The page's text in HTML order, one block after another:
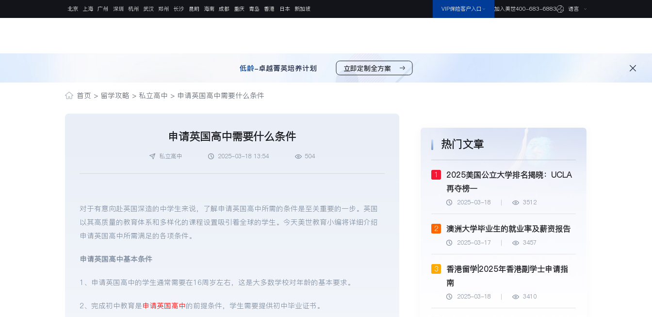
北京 上海 广州 深圳 杭州 武汉 郑州 长沙 昆明 海南 成都 重庆 青岛 香港 日本 新加坡 VIP保险客户入口 加入美世400-683-6883 语言
低龄-卓越菁英培养计划 立即定制全方案
首页 > 留学攻略 > 私立高中 > 申请英国高中需要什么条件
申请英国高中需要什么条件
私立高中 2025-03-18 13:54 504
对于有意向赴英国深造的中学生来说，了解申请英国高中所需的条件是至关重要的一步。英国
以其高质量的教育体系和多样化的课程设置吸引着全球的学生。今天美世教育小编将详细介绍
申请英国高中所需满足的各项条件。
申请英国高中基本条件
1、申请英国高中的学生通常需要在16周岁左右，这是大多数学校对年龄的基本要求。
2、完成初中教育是申请英国高中的前提条件，学生需要提供初中毕业证书。
热门文章
1
2025美国公立大学排名揭晓：UCLA
再夺榜一
2025-03-18 3512
2 澳洲大学毕业生的就业率及薪资报告
2025-03-17 3457
3
香港留学|2025年香港副学士申请指
南
2025-03-18 3410